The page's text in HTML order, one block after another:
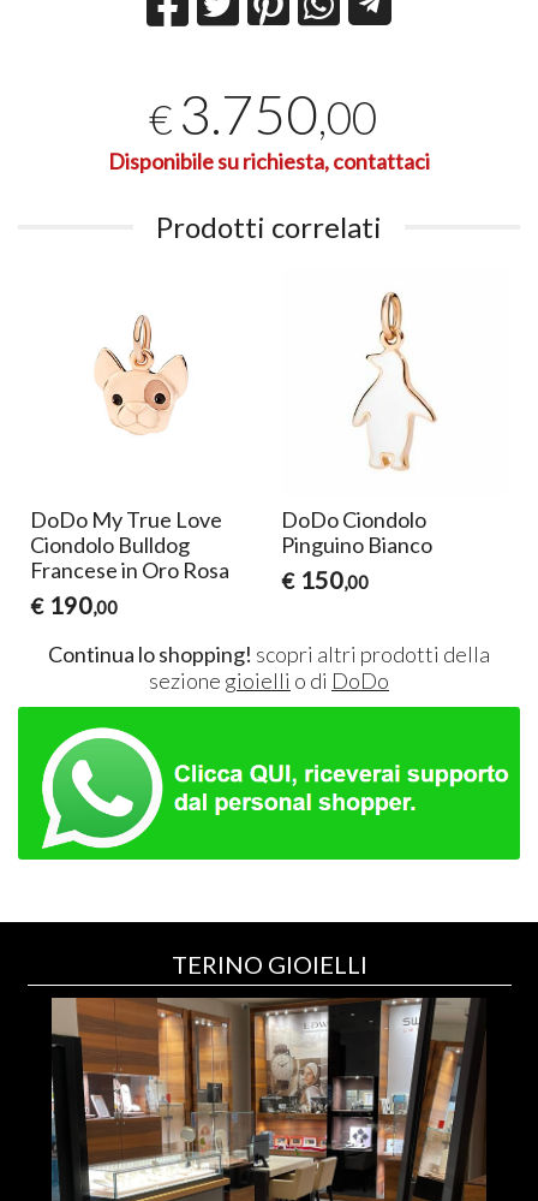
€ 3.750,00
Disponibile su richiesta, contattaci
Prodotti correlati
DoDo My True Love
Ciondolo Bulldog
Francese in Oro Rosa
€ 190,00
DoDo Ciondolo
Pinguino Bianco
€ 150,00
Continua lo shopping! scopri altri prodotti della
sezione gioielli o di DoDo
TERINO GIOIELLI